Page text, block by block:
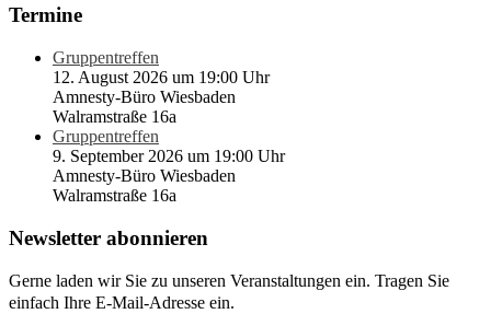
Termine
Gruppentreffen
12. August 2026 um 19:00 Uhr
Amnesty-Büro Wiesbaden
Walramstraße 16a
Gruppentreffen
9. September 2026 um 19:00 Uhr
Amnesty-Büro Wiesbaden
Walramstraße 16a
Newsletter abonnieren
Gerne laden wir Sie zu unseren Veranstaltungen ein. Tragen Sie
einfach Ihre E-Mail-Adresse ein.